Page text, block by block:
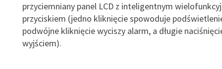
przyciemniany panel LCD z inteligentnym
przyciskiem (jedno kliknięcie spowoduje
podwójne kliknięcie wyciszy alarm, a długie
wyjściem).